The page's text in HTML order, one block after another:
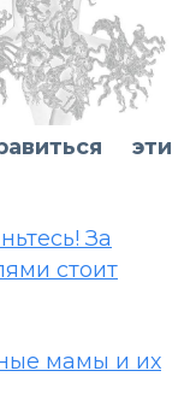
эти
За
стоит
мамы и их